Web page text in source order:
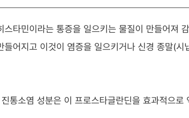
타민이라는 통증을 일으키는 물질이 만들어져
어지고 이것이 염증을 일으키거나 신경 종말(시
통소염 성분은 이 프로스타글란딘을 효과적으로